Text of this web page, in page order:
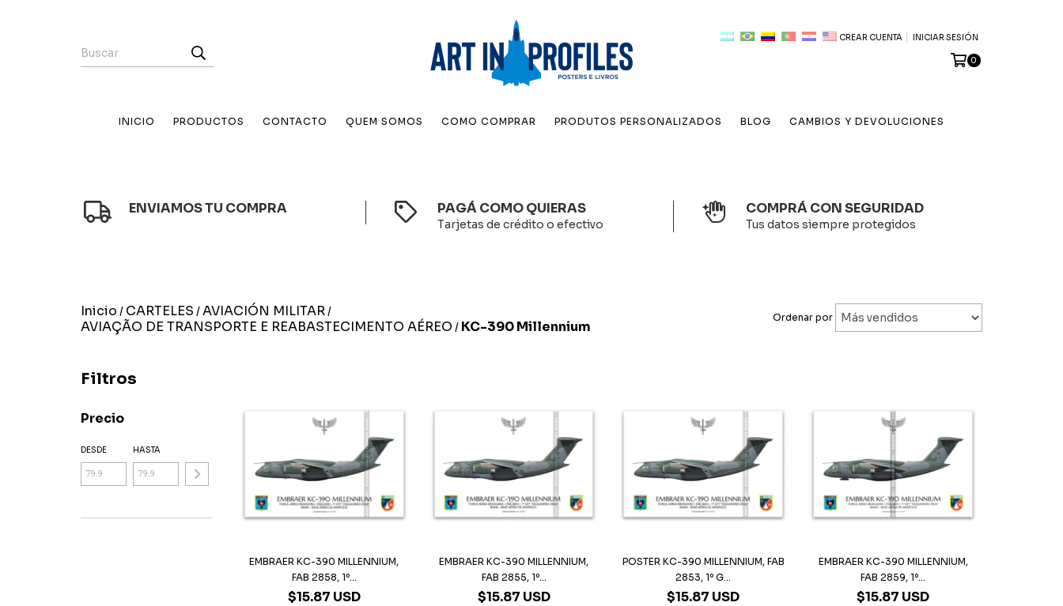
CREAR CUENTA INICIAR SESIÓN
0
INICIO PRODUCTOS CONTACTO QUEM SOMOS COMO COMPRAR PRODUTOS PERSONALIZADOS BLOG CAMBIOS Y DEVOLUCIONES
ENVIAMOS TU COMPRA PAGÁ COMO QUIERAS
Tarjetas de crédito o efectivo
COMPRÁ CON SEGURIDAD
Tus datos siempre protegidos
Inicio / CARTELES /AVIACIÓN MILITAR/
AVIAÇÃO DE TRANSPORTE E REABASTECIMENTO AÉREO / KC-390 Millennium
Ordenar por
Filtros
Precio
DESDE HASTA
EMBRAER KC-390 MILLENNIUM,
FAB 2858, 1º...
$15.87 USD
EMBRAER KC-390 MILLENNIUM,
FAB 2855, 1º...
$15.87 USD
POSTER KC-390 MILLENNIUM, FAB
2853, 1º G...
$15.87 USD
EMBRAER KC-390 MILLENNIUM,
FAB 2859, 1º...
$15.87 USD